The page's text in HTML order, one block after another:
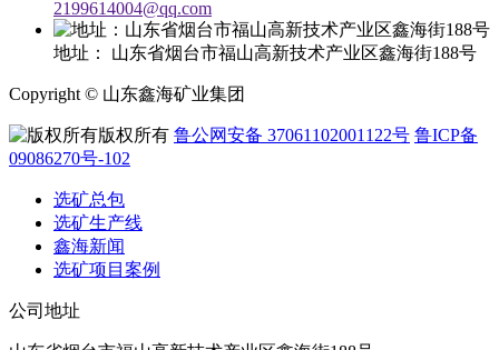
2199614004@qq.com
地址： 山东省烟台市福山高新技术产业区鑫海街188号
Copyright © 山东鑫海矿业集团
版权所有 鲁公网安备 37061102001122号 鲁ICP备
09086270号-102
选矿总包
选矿生产线
鑫海新闻
选矿项目案例
公司地址